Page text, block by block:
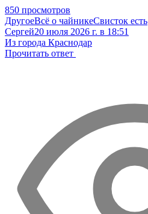
850 просмотров
ДругоеВсё о чайникеСвисток есть
Сергей20 июля 2026 г. в 18:51
Из города Краснодар
Прочитать ответ